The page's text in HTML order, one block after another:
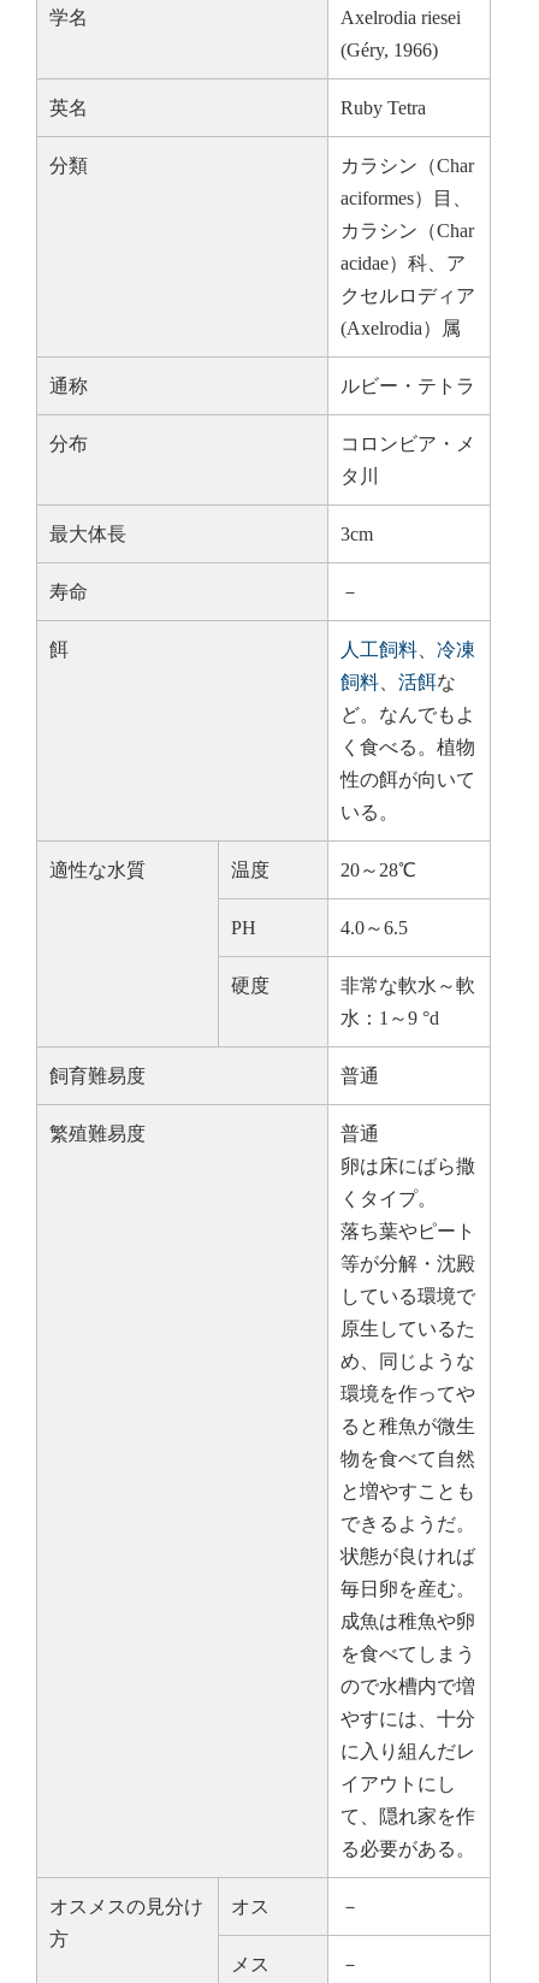
学名
Axelrodia riesei
(Géry, 1966)
英名 Ruby Tetra
分類
カラシン（Char
aciformes）目、
カラシン（Char
acidae）科、ア
クセルロディア
(Axelrodia）属
通称 ルビー・テトラ
分布
コロンビア・メ
タ川
最大体長 3cm
寿命 －
餌 人工飼料
冷凍
飼料
活餌な
ど。なんでもよ
く食べる。植物
性の餌が向いて
いる。
適性な水質 温度 20～28℃
PH 4.0～6.5
硬度
非常な軟水～軟
水：1～9 °d
飼育難易度 普通
繁殖難易度
普通
卵は床にばら撒
くタイプ。
落ち葉やピート
等が分解・沈殿
している環境で
原生しているた
め、同じような
環境を作ってや
ると稚魚が微生
物を食べて自然
と増やすことも
できるようだ。
状態が良ければ
毎日卵を産む。
成魚は稚魚や卵
を食べてしまう
ので水槽内で増
やすには、十分
に入り組んだレ
イアウトにし
て、隠れ家を作
る必要がある。
オスメスの見分け
方
オス －
メス －